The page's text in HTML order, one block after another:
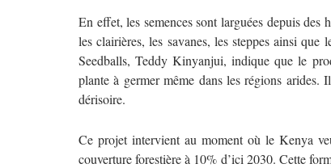
En effet, les semences sont larguées depuis des
les clairières, les savanes, les steppes ainsi
Seedballs, Teddy Kinyanjui, indique que le
plante à germer même dans les régions arides.
dérisoire.
Ce projet intervient au moment où le Kenya
couverture forestière à 10% d’ici 2030. Cette